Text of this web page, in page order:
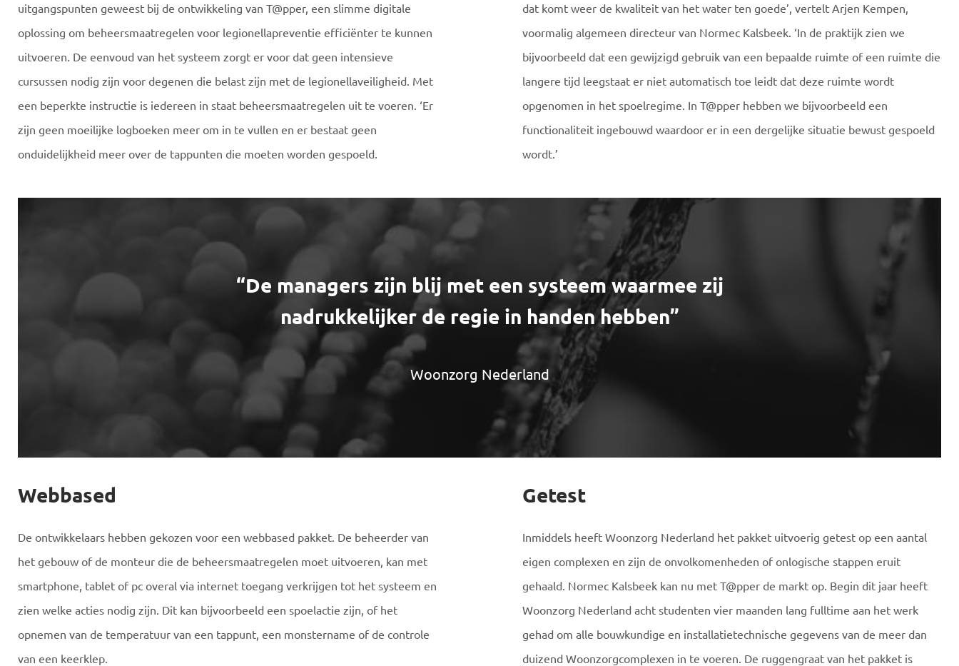
uitgangspunten geweest bij de ontwikkeling van T@pper, een slimme digitale
oplossing om beheersmaatregelen voor legionellapreventie efficiënter te kunnen
uitvoeren. De eenvoud van het systeem zorgt er voor dat geen intensieve
cursussen nodig zijn voor degenen die belast zijn met de legionellaveiligheid. Met
een beperkte instructie is iedereen in staat beheersmaatregelen uit te voeren. ‘Er
zijn geen moeilijke logboeken meer om in te vullen en er bestaat geen
onduidelijkheid meer over de tappunten die moeten worden gespoeld.
dat komt weer de kwaliteit van het water ten goede’, vertelt Arjen Kempen,
voormalig algemeen directeur van Normec Kalsbeek. ‘In de praktijk zien we
bijvoorbeeld dat een gewijzigd gebruik van een bepaalde ruimte of een ruimte die
langere tijd leegstaat er niet automatisch toe leidt dat deze ruimte wordt
opgenomen in het spoelregime. In T@pper hebben we bijvoorbeeld een
functionaliteit ingebouwd waardoor er in een dergelijke situatie bewust gespoeld
wordt.’
“De managers zijn blij met een systeem waarmee zij
nadrukkelijker de regie in handen hebben”
Woonzorg Nederland
Webbased
De ontwikkelaars hebben gekozen voor een webbased pakket. De beheerder van
het gebouw of de monteur die de beheersmaatregelen moet uitvoeren, kan met
smartphone, tablet of pc overal via internet toegang verkrijgen tot het systeem en
zien welke acties nodig zijn. Dit kan bijvoorbeeld een spoelactie zijn, of het
opnemen van de temperatuur van een tappunt, een monstername of de controle
van een keerklep.
Getest
Inmiddels heeft Woonzorg Nederland het pakket uitvoerig getest op een aantal
eigen complexen en zijn de onvolkomenheden of onlogische stappen eruit
gehaald. Normec Kalsbeek kan nu met T@pper de markt op. Begin dit jaar heeft
Woonzorg Nederland acht studenten vier maanden lang fulltime aan het werk
gehad om alle bouwkundige en installatietechnische gegevens van de meer dan
duizend Woonzorgcomplexen in te voeren. De ruggengraat van het pakket is